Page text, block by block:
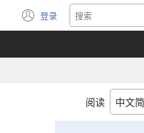
登录
（打
开
窗
阅读